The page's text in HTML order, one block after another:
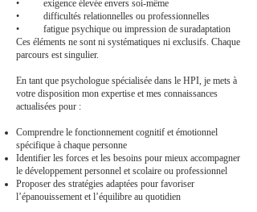
• exigence élevée envers soi-même
• difficultés relationnelles ou professionnelles
• fatigue psychique ou impression de suradaptation
Ces éléments ne sont ni systématiques ni exclusifs. Chaque
parcours est singulier.
En tant que psychologue spécialisée dans le HPI, je mets à
votre disposition mon expertise et mes connaissances
actualisées pour :
Comprendre le fonctionnement cognitif et émotionnel
spécifique à chaque personne
Identifier les forces et les besoins pour mieux accompagner
le développement personnel et scolaire ou professionnel
Proposer des stratégies adaptées pour favoriser
l’épanouissement et l’équilibre au quotidien